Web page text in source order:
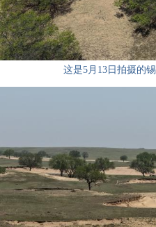
这是5月13日拍摄的